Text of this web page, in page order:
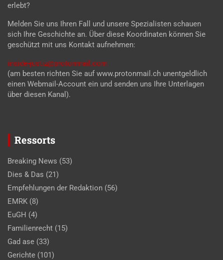
erlebt?
Melden Sie uns Ihren Fall und unsere Spezialisten schauen
sich Ihre Geschichte an. Über diese Koordinaten können Sie
geschützt mit uns Kontakt aufnehmen:
inside-justiz@protonmail.com
(am besten richten Sie auf www.protonmail.ch unentgeldlich
einen Webmail-Account ein und senden uns Ihre Unterlagen
über diesen Kanal).
Ressorts
Breaking News (53)
Dies & Das (21)
Empfehlungen der Redaktion (56)
EMRK (8)
EuGH (4)
Familienrecht (15)
Gad ase (33)
Gerichte (101)